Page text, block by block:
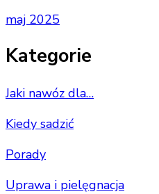
maj 2025
Kategorie
Jaki nawóz dla…
Kiedy sadzić
Porady
Uprawa i pielęgnacja